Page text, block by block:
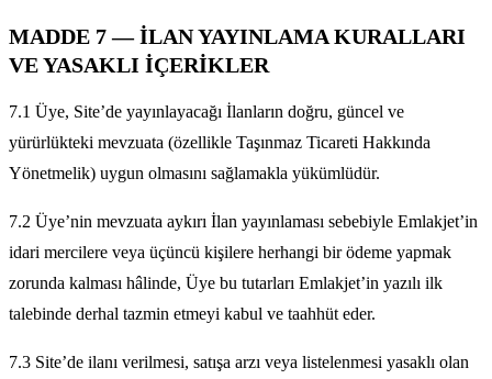
MADDE 7 — İLAN YAYINLAMA KURALLARI
VE YASAKLI İÇERİKLER
7.1 Üye, Site’de yayınlayacağı İlanların doğru, güncel ve
yürürlükteki mevzuata (özellikle Taşınmaz Ticareti Hakkında
Yönetmelik) uygun olmasını sağlamakla yükümlüdür.
7.2 Üye’nin mevzuata aykırı İlan yayınlaması sebebiyle Emlakjet’in
idari mercilere veya üçüncü kişilere herhangi bir ödeme yapmak
zorunda kalması hâlinde, Üye bu tutarları Emlakjet’in yazılı ilk
talebinde derhal tazmin etmeyi kabul ve taahhüt eder.
7.3 Site’de ilanı verilmesi, satışa arzı veya listelenmesi yasaklı olan